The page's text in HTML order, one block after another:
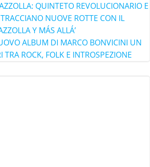
QUINTETO REVOLUCIONARIO E
NUOVE ROTTE CON IL
Y MÁS ALLÁ’
ALBUM DI MARCO BONVICINI UN
TRA ROCK, FOLK E INTROSPEZIONE